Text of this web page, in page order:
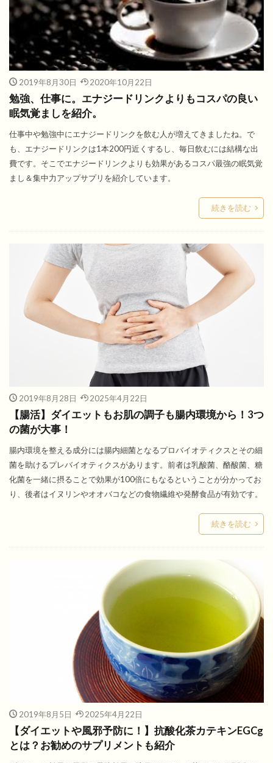
2019年8月30日 2020年10月22日
勉強、仕事に。エナジードリンクよりもコスパの良い
眠気覚ましを紹介。
仕事中や勉強中にエナジードリンクを飲む人が増えてきましたね。で
も、エナジードリンクは1本200円近くするし、毎日飲むには結構な出
費です。そこでエナジードリンクよりも効果があるコスパ最強の眠気覚
まし＆集中力アップサプリを紹介しています。
続きを読む
2019年8月28日 2025年4月22日
【腸活】ダイエットもお肌の調子も腸内環境から！3つ
の菌が大事！
腸内環境を整える成分には腸内細菌となるプロバイオティクスとその細
菌を助けるプレバイオティクスがあります。前者は乳酸菌、酪酸菌、糖
化菌を一緒に摂ることで効果が100倍にもなるということが分かってお
り、後者はイヌリンやオオバコなどの食物繊維や発酵食品が有効です。
続きを読む
2019年8月5日 2025年4月22日
【ダイエットや風邪予防に！】抗酸化茶カテキンEGCg
とは？お勧めのサプリメントも紹介